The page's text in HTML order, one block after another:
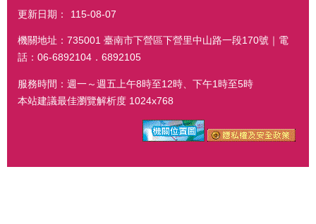
更新日期： 115-08-07
機關地址：735001 臺南市下營區下營里中山路一段170號｜電
話：06-6892104．6892105
服務時間：週一～週五上午8時至12時、下午1時至5時
本站建議最佳瀏覽解析度 1024x768